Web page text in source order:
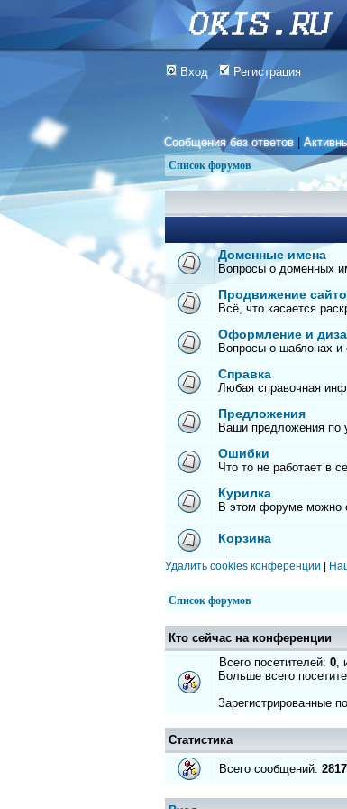
Вход Регистрация
Сообщения без ответов |
Список форумов
Доменные имена
Вопросы о доменных
Продвижение
Всё, что касается
Оформление и
Вопросы о шаблонах
Справка
Любая справочная
Предложения
Ваши предложения по
Ошибки
Что то не работает в
Курилка
В этом форуме можно
Корзина
Удалить cookies конференции
Список форумов
Кто сейчас на конференции
Всего посетителей: 0,
Больше всего
Зарегистрированные
Статистика
Всего сообщений: